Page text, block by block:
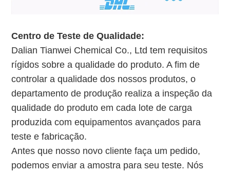
Centro de Teste de Qualidade:
Dalian Tianwei Chemical Co., Ltd tem requisitos
rígidos sobre a qualidade do produto. A fim de
controlar a qualidade dos nossos produtos, o
departamento de produção realiza a inspeção da
qualidade do produto em cada lote de carga
produzida com equipamentos avançados para
teste e fabricação.
Antes que nosso novo cliente faça um pedido,
podemos enviar a amostra para seu teste. Nós